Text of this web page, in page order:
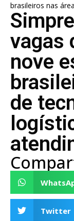
brasileiros nas
vagas
nove
de
Twitter